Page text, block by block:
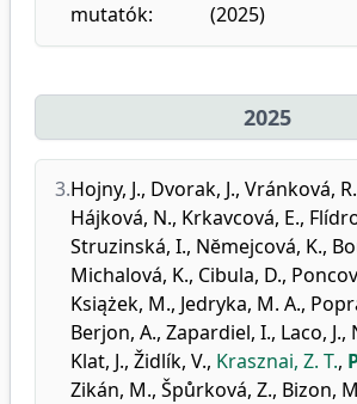
mutatók:
(2025)
2025
3.Hojny, J., Dvorak, J., Vránková, R.
Hájková, N., Krkavcová, E.,
Struzinská, I., Nĕmejcová, K.,
Michalová, K., Cibula, D.,
Książek, M., Jedryka, M. A.,
Berjon, A., Zapardiel, I., Laco, J.,
Klat, J., Židlík, V., Krasznai, Z. T.,
Zikán, M., Špůrková, Z., Bizon,